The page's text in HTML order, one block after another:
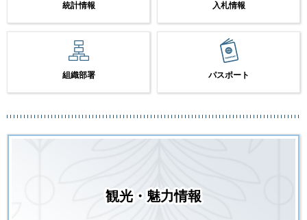
統計情報 入札情報
組織部署 パスポート
観光・魅力情報